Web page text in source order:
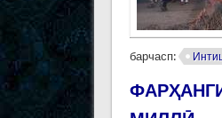
барчасп: